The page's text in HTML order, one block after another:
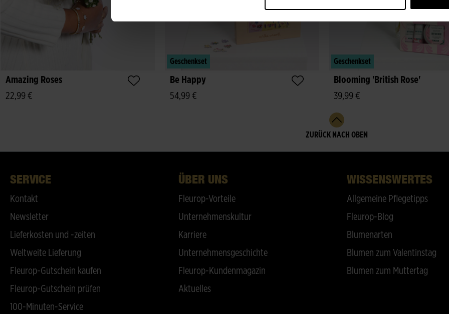
Amazing Roses
22,99 €
Geschenkset
Be Happy
54,99 €
Geschenkset
Blooming 'British Rose'
39,99 €
ZURÜCK NACH OBEN
SERVICE
Kontakt
Newsletter
Lieferkosten und -zeiten
Weltweite Lieferung
Fleurop-Gutschein kaufen
Fleurop-Gutschein prüfen
100-Minuten-Service
ÜBER UNS
Fleurop-Vorteile
Unternehmenskultur
Karriere
Unternehmensgeschichte
Fleurop-Kundenmagazin
Aktuelles
WISSENSWERTES
Allgemeine Pflegetipps
Fleurop-Blog
Blumenarten
Blumen zum Valentinstag
Blumen zum Muttertag